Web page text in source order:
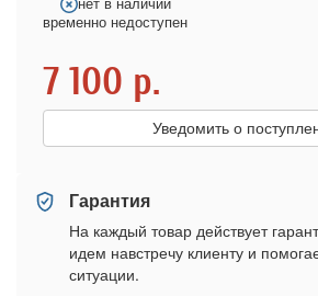
временно недоступен
7 100 р.
Уведомить о
Гарантия
На каждый товар действует
идем навстречу клиенту и
ситуации.